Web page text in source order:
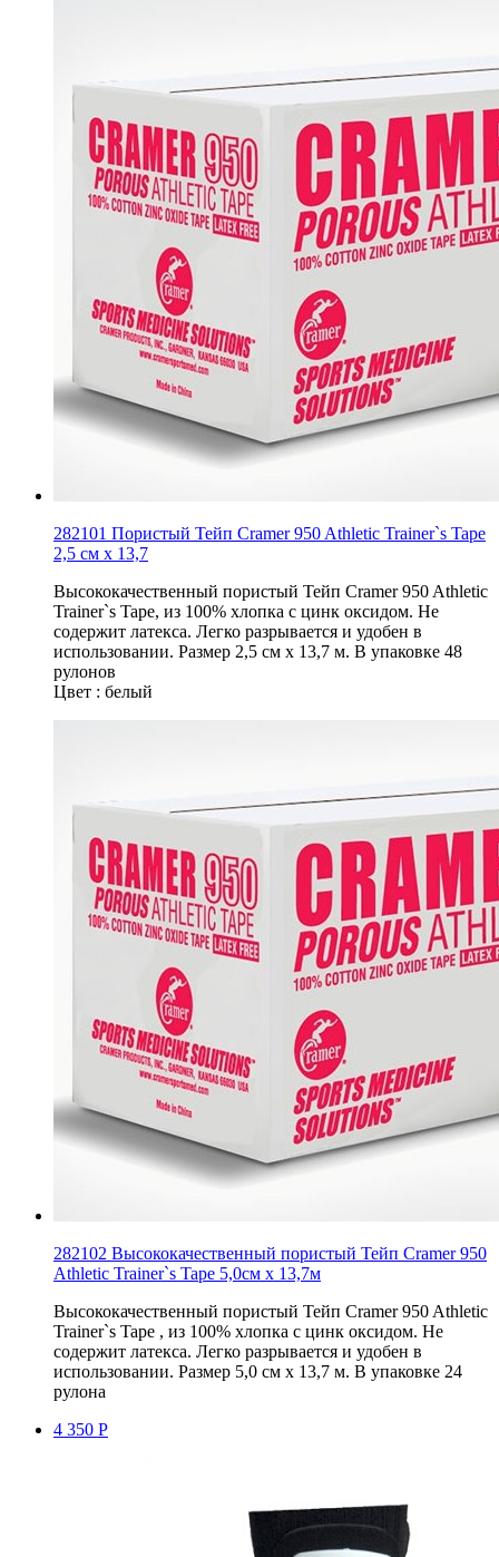
282101 Пористый Тейп Cramer 950 Athletic Trainer`s Tape
2,5 см х 13,7
Высококачественный пористый Тейп Cramer 950 Athletic
Trainer`s Tape, из 100% хлопка c цинк оксидом. Не
содержит латекса. Легко разрывается и удобен в
использовании. Размер 2,5 см х 13,7 м. В упаковке 48
рулонов
Цвет : белый
282102 Высококачественный пористый Тейп Cramer 950
Athletic Trainer`s Tape 5,0см х 13,7м
Высококачественный пористый Тейп Cramer 950 Athletic
Trainer`s Tape , из 100% хлопка c цинк оксидом. Не
содержит латекса. Легко разрывается и удобен в
использовании. Размер 5,0 см х 13,7 м. В упаковке 24
рулона
4 350 Р